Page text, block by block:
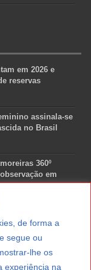
de forma a
segue ou
lhe os
experiência na
em 2026 e
reservas
assinala-se
no Brasil
360º
em
de liderança
Verão